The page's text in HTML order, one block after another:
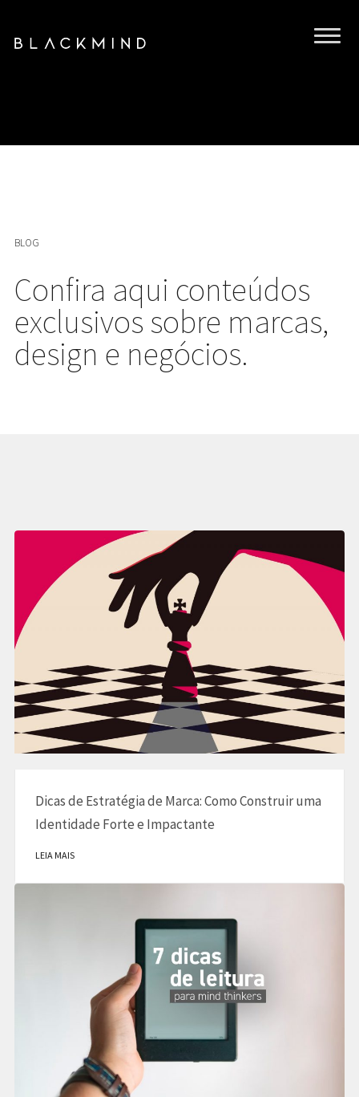
BLOG
Confira aqui conteúdos
exclusivos sobre marcas,
design e negócios.
Dicas de Estratégia de Marca: Como Construir uma
Identidade Forte e Impactante
LEIA MAIS